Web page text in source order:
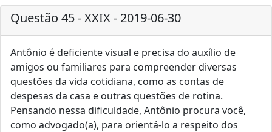
Questão 45 - XXIX - 2019-06-30
Antônio é deficiente visual e precisa do auxílio de
amigos ou familiares para compreender diversas
questões da vida cotidiana, como as contas de
despesas da casa e outras questões de rotina.
Pensando nessa dificuldade, Antônio procura você,
como advogado(a), para orientá-lo a respeito dos